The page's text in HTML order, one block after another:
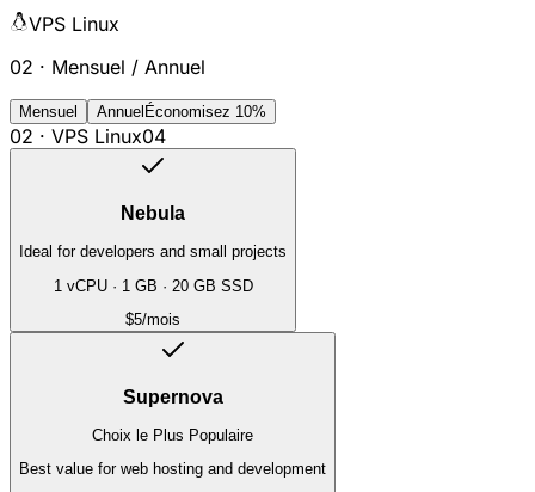
VPS Linux
02 · Mensuel / Annuel
Mensuel Annuel Économisez 10%
02 · VPS Linux04
Nebula
Ideal for developers and small projects
1 vCPU· 1 GB · 20 GB SSD
$5/mois
Supernova
Choix le Plus Populaire
Best value for web hosting and development